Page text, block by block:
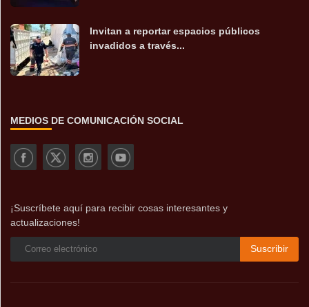
Invitan a reportar espacios públicos
invadidos a través...
MEDIOS DE COMUNICACIÓN SOCIAL
¡Suscríbete aquí para recibir cosas interesantes y
actualizaciones!
Suscribir